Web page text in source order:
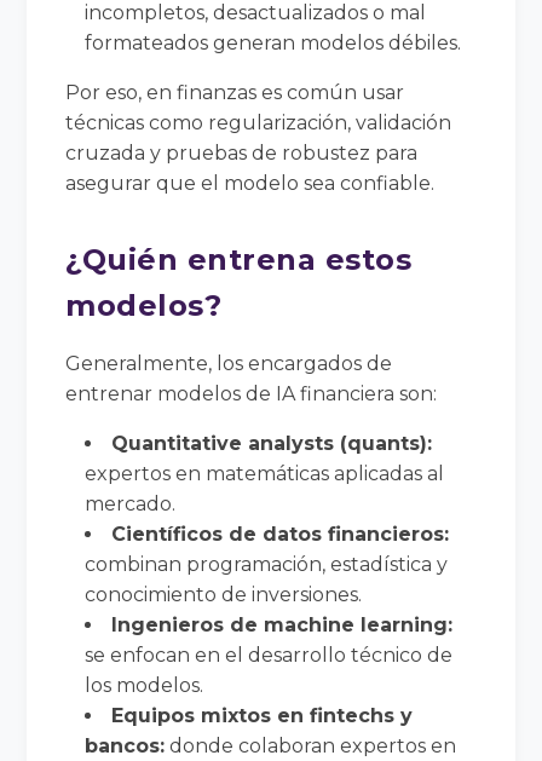
incompletos, desactualizados o mal
formateados generan modelos débiles.
Por eso, en finanzas es común usar
técnicas como regularización, validación
cruzada y pruebas de robustez para
asegurar que el modelo sea confiable.
¿Quién entrena estos
modelos?
Generalmente, los encargados de
entrenar modelos de IA financiera son:
Quantitative analysts (quants):
expertos en matemáticas aplicadas al
mercado.
Científicos de datos financieros:
combinan programación, estadística y
conocimiento de inversiones.
Ingenieros de machine learning:
se enfocan en el desarrollo técnico de
los modelos.
Equipos mixtos en fintechs y
bancos: donde colaboran expertos en